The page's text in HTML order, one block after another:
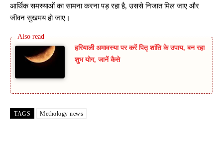
आर्थिक समस्याओं का सामना करना पड़ रहा है, उससे निजात मिल जाए और
जीवन सुखमय हो जाए।
हरियाली अमावस्या पर करें पितृ शांति के उपाय, बन रहा
शुभ योग, जानें कैसे
TAGS Methology news